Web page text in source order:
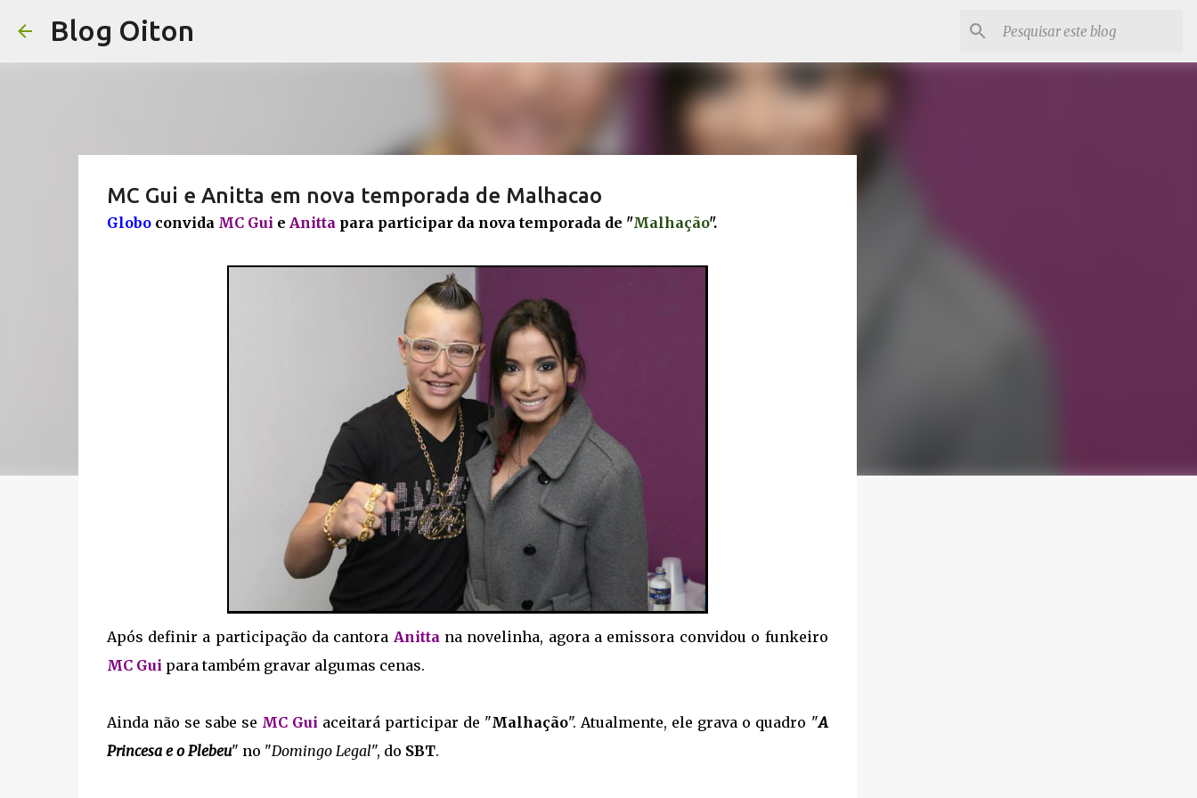
Blog Oiton
MC Gui e Anitta em nova temporada de Malhacao
Globo convida MC Gui e Anittapara participar da nova temporada de "Malhação".
Após definir a participação da cantora Anitta na novelinha, agora a emissora convidou o funkeiro
MC Gui para também gravar algumas cenas.
Ainda não se sabe se MC Gui aceitará participar de "Malhação". Atualmente, ele grava o quadro "A
Princesa e o Plebeu" no "Domingo Legal", do SBT.